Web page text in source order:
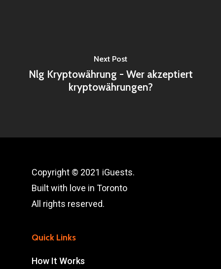
Next Post
Nlg Kryptowährung - Wer akzeptiert
kryptowährungen?
Copyright © 2021 iGuests.
Built with love in Toronto
All rights reserved.
Quick Links
How It Works